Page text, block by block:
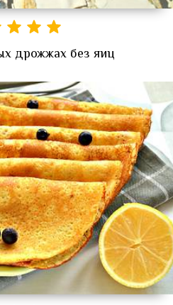
дрожжах без яиц